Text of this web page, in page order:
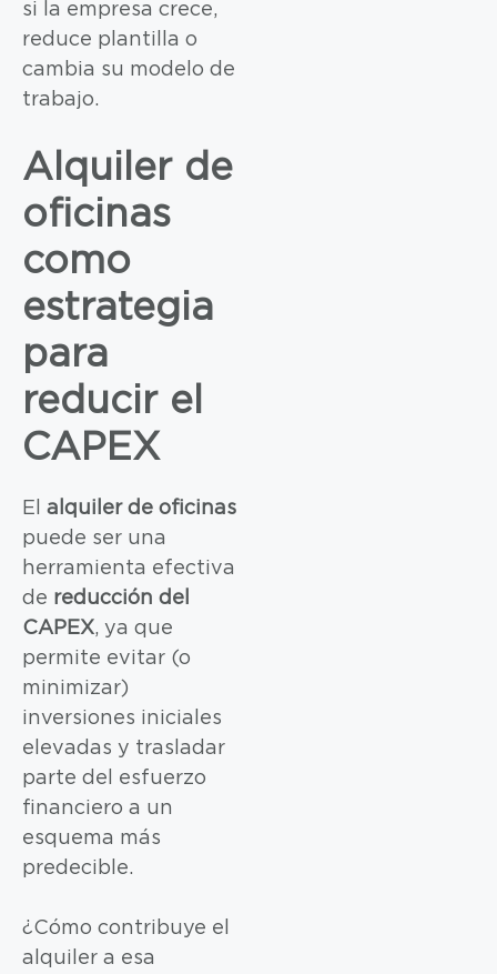
si la empresa crece,
reduce plantilla o
cambia su modelo de
trabajo.
Alquiler de
oficinas
como
estrategia
para
reducir el
CAPEX
El alquiler de oficinas
puede ser una
herramienta efectiva
de reducción del
CAPEX, ya que
permite evitar (o
minimizar)
inversiones iniciales
elevadas y trasladar
parte del esfuerzo
financiero a un
esquema más
predecible.
¿Cómo contribuye el
alquiler a esa